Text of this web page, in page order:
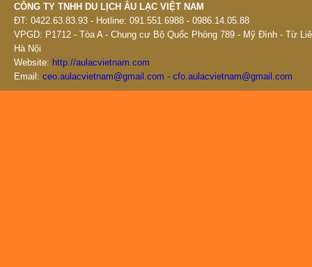
CÔNG TY TNHH DU LỊCH ÂU LẠC VIỆT NAM
ĐT: 0422.63.83.93 - Hotline: 091.551.6988 - 0986.14.05.88
VPGD: P1712 - Tòa A - Chung cư Bộ Quốc Phòng 789 - Mỹ Đình - Từ
Hà Nội
Website: http://aulacvietnam.com
Email: ceo.aulacvietnam@gmail.com - cfo.aulacvietnam@gmail.com